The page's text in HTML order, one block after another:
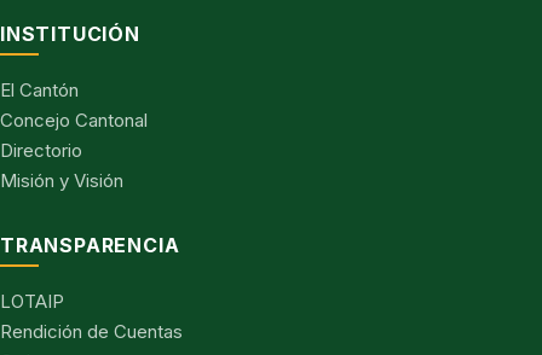
INSTITUCIÓN
El Cantón
Concejo Cantonal
Directorio
Misión y Visión
TRANSPARENCIA
LOTAIP
Rendición de Cuentas